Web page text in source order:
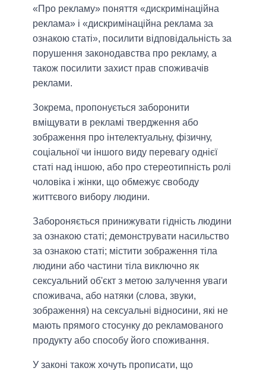
«Про рекламу» поняття «дискримінаційна
реклама» і «дискримінаційна реклама за
ознакою статі», посилити відповідальність за
порушення законодавства про рекламу, а
також посилити захист прав споживачів
реклами.
Зокрема, пропонується заборонити
вміщувати в рекламі твердження або
зображення про інтелектуальну, фізичну,
соціальної чи іншого виду перевагу однієї
статі над іншою, або про стереотипність ролі
чоловіка і жінки, що обмежує свободу
життєвого вибору людини.
Забороняється принижувати гідність людини
за ознакою статі; демонструвати насильство
за ознакою статі; містити зображення тіла
людини або частини тіла виключно як
сексуальний об'єкт з метою залучення уваги
споживача, або натяки (слова, звуки,
зображення) на сексуальні відносини, які не
мають прямого стосунку до рекламованого
продукту або способу його споживання.
У законі також хочуть прописати, що